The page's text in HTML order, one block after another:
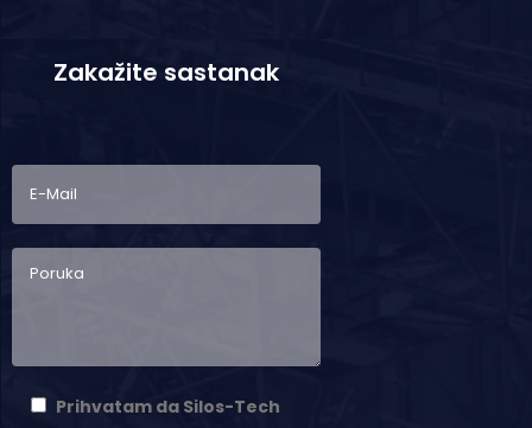
Zakažite sastanak
Prihvatam da Silos-Tech